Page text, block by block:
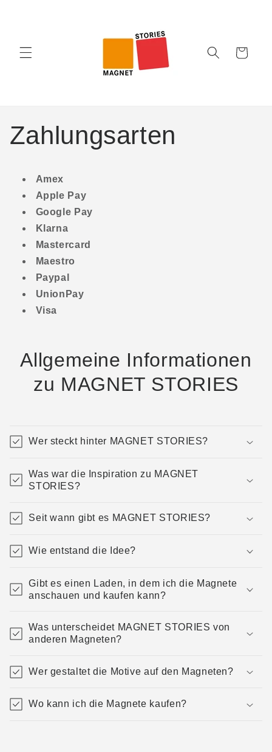
Warenkorb
Zahlungsarten
Amex
Apple Pay
Google Pay
Klarna
Mastercard
Maestro
Paypal
UnionPay
Visa
Allgemeine Informationen
zu MAGNET STORIES
Wer steckt hinter MAGNET STORIES?
Was war die Inspiration zu MAGNET
STORIES?
Seit wann gibt es MAGNET STORIES?
Wie entstand die Idee?
Gibt es einen Laden, in dem ich die Magnete
anschauen und kaufen kann?
Was unterscheidet MAGNET STORIES von
anderen Magneten?
Wer gestaltet die Motive auf den Magneten?
Wo kann ich die Magnete kaufen?